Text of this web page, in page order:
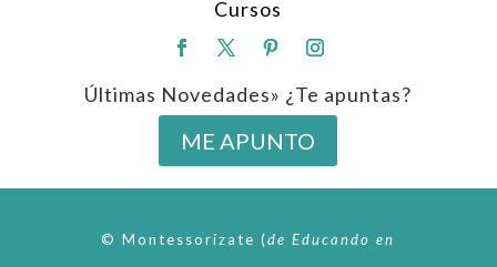
Cursos
Últimas Novedades» ¿Te apuntas?
ME APUNTO
© Montessorízate(de Educando en